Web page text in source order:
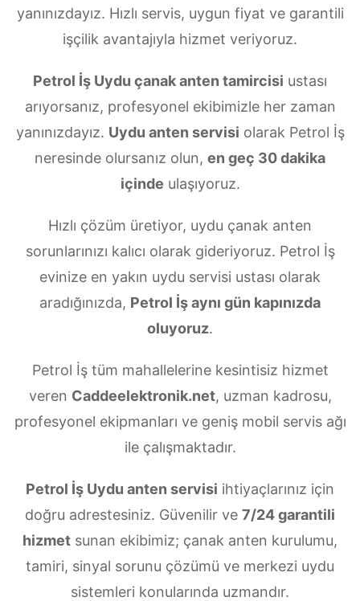
yanınızdayız. Hızlı servis, uygun fiyat ve garantili
işçilik avantajıyla hizmet veriyoruz.
Petrol İş Uydu çanak anten tamircisi ustası
arıyorsanız, profesyonel ekibimizle her zaman
yanınızdayız. Uydu anten servisi olarak Petrol İş
neresinde olursanız olun, en geç 30 dakika
içinde ulaşıyoruz.
Hızlı çözüm üretiyor, uydu çanak anten
sorunlarınızı kalıcı olarak gideriyoruz. Petrol İş
evinize en yakın uydu servisi ustası olarak
aradığınızda, Petrol İş aynı gün kapınızda
oluyoruz.
Petrol İş tüm mahallelerine kesintisiz hizmet
veren Caddeelektronik.net, uzman kadrosu,
profesyonel ekipmanları ve geniş mobil servis ağı
ile çalışmaktadır.
Petrol İş Uydu anten servisi ihtiyaçlarınız için
doğru adrestesiniz. Güvenilir ve 7/24 garantili
hizmet sunan ekibimiz; çanak anten kurulumu,
tamiri, sinyal sorunu çözümü ve merkezi uydu
sistemleri konularında uzmandır.